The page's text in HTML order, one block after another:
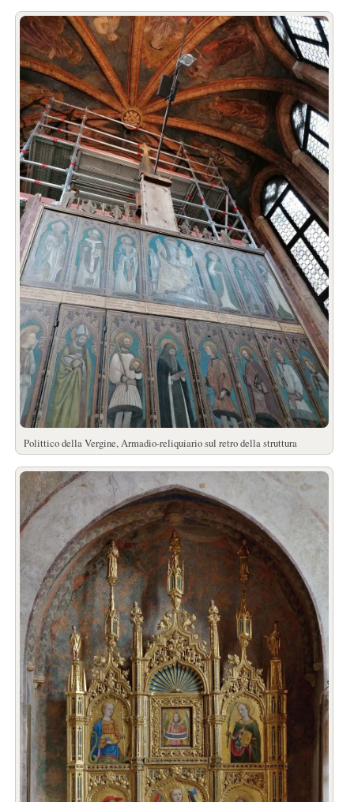
Polittico della Vergine, Armadio-reliquiario sul retro della struttura